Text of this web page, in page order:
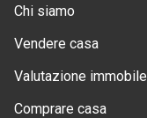
Chi siamo
Vendere casa
Valutazione immobile
Comprare casa